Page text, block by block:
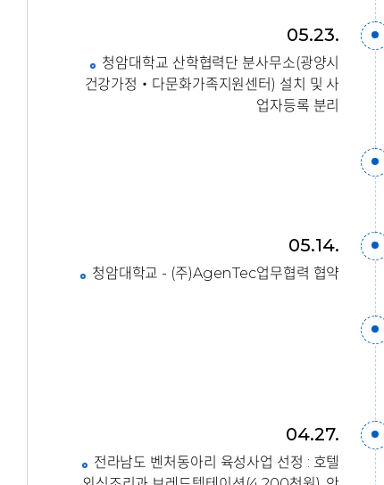
05.23.
청암대학교 산학협력단 분사무소(광양시
건강가정‧다문화가족지원센터) 설치 및 사
업자등록 분리
05.14.
청암대학교 - (주)AgenTec업무협력 협약
04.27.
전라남도 벤처동아리 육성사업 선정 : 호텔